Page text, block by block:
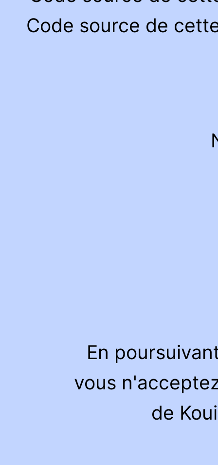
Code source de
En
vous
de